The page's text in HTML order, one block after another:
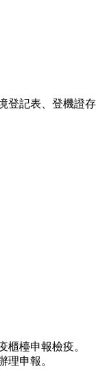
登記表、登機證存
櫃檯申報檢疫。
理申報。